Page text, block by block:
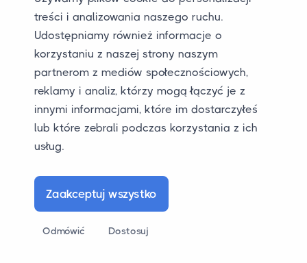
pytanie? Możesz zawsze wysłać nam e-mail.
Dzwonienie lub wysyłanie wiadomości przez
WhatsApp jest również możliwe. Z przyjemnością
Ci pomożemy.
samochód do lub z Turcji? Zadzwoń, wyślij e-mail
treści i analizowania naszego ruchu.
Udostępniamy również informacje o
korzystaniu z naszej strony naszym
partnerom z mediów społecznościowych,
reklamy i analiz, którzy mogą łączyć je z
innymi informacjami, które im dostarczyłeś
lub które zebrali podczas korzystania z ich
usług.
Odmówić Dostosuj
Zaakceptuj wszystko